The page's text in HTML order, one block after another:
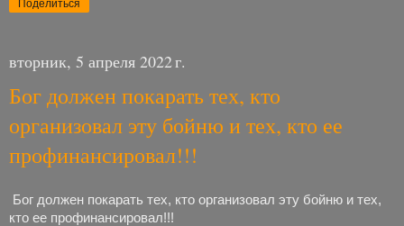
Поделиться
вторник, 5 апреля 2022 г.
Бог должен покарать тех, кто
организовал эту бойню и тех, кто ее
профинансировал!!!
Бог должен покарать тех, кто организовал эту бойню и тех,
кто ее профинансировал!!!